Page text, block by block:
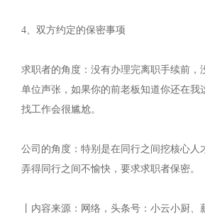
4、‬双方约定的保密事项
求职者的角度：没有办理完离职手续前，
单位声张，如果你的前老板知道你还在我
找工作会很尴尬。
公司的角度：特别是在同行之间挖核心人
弄得同行之间不愉快，要求求职者保密。
丨内容来源：网络，头条号：小云小厨、